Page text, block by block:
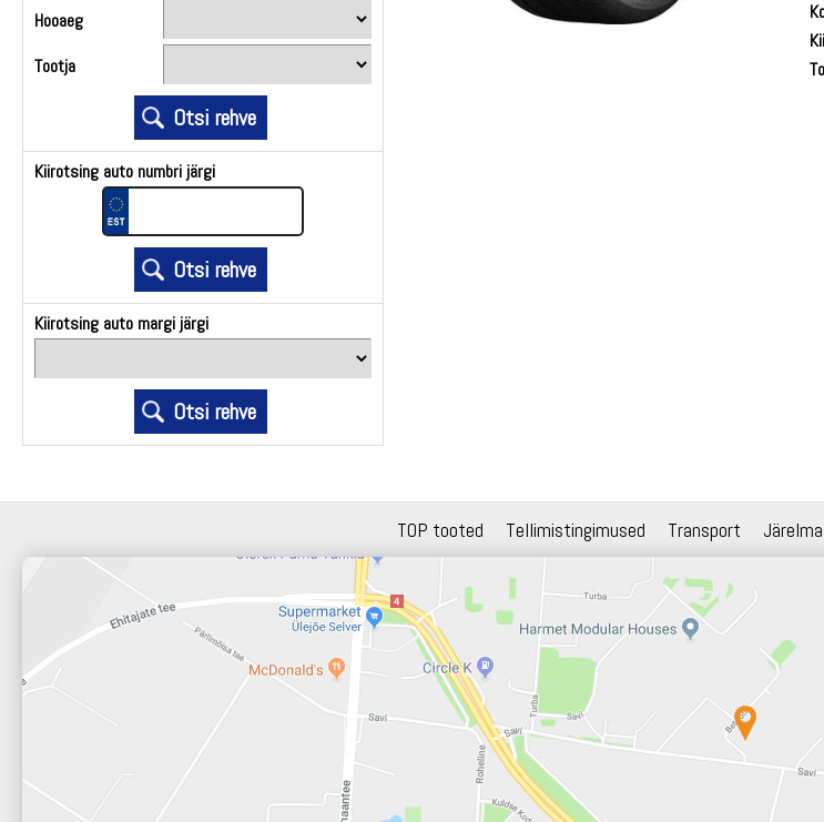
Hooaeg
Tootja
Kiirotsing auto numbri järgi
Kiirotsing auto margi järgi
TOP tooted Tellimistingimused Transport